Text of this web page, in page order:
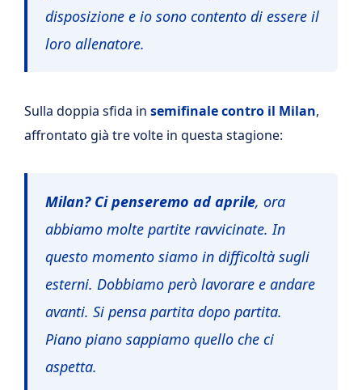
disposizione e io sono contento di essere il
loro allenatore.
Sulla doppia sfida in semifinale contro il Milan,
affrontato già tre volte in questa stagione:
Milan? Ci penseremo ad aprile, ora
abbiamo molte partite ravvicinate. In
questo momento siamo in difficoltà sugli
esterni. Dobbiamo però lavorare e andare
avanti. Si pensa partita dopo partita.
Piano piano sappiamo quello che ci
aspetta.